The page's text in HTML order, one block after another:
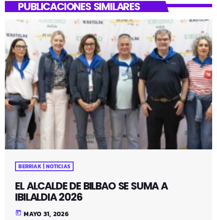
PUBLICACIONES SIMILARES
BERRIAK | NOTICIAS
EL ALCALDE DE BILBAO SE SUMA A
IBILALDIA 2026
today MAYO 31, 2026